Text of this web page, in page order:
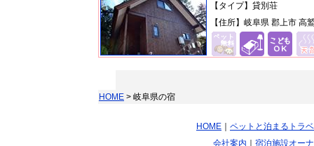
【タイプ】貸別荘
【住所】岐阜県 郡上市 高
HOME > 岐阜県の宿
HOME
ペットと泊まるトラ
会社案内
宿泊施設オー